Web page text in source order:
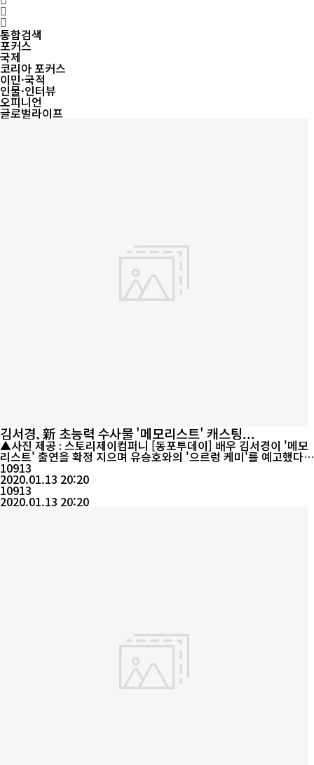
통합검색
포커스
국제
코리아 포커스
이민·국적
인물·인터뷰
오피니언
글로벌라이프
김서경, 新 초능력 수사물 '메모리스트' 캐스팅...
▲사진 제공 : 스토리제이컴퍼니 [동포투데이] 배우 김서경이 '메모
리스트' 출연을 확정 지으며 유승호와의 '으르렁 케미'를 예고했다.
tvN 새 드라마 '메모리스트'(연출 김휘 소재현, 극본 안도하 황하나,
제작 스튜디오드래곤, 스튜디오605)는 기억을 읽는 초능력 형사 동
백(유승호 분)과 천재 프로파일러 한선미(이세영 분)가 미스터리한
'절대악' 연쇄살인마를 추적하는 이야...
10913
2020.01.13 20:20
10913
2020.01.13 20:20